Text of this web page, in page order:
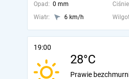
Opad: 0 mm
Wiatr:
6 km/h
19:00
28°C
Prawie